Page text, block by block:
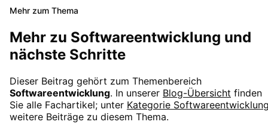
Mehr zum Thema
Mehr zu Softwareentwicklung und
nächste Schritte
Dieser Beitrag gehört zum Themenbereich
Softwareentwicklung. In unserer Blog-Übersicht finden
Sie alle Fachartikel; unter Kategorie
weitere Beiträge zu diesem Thema.